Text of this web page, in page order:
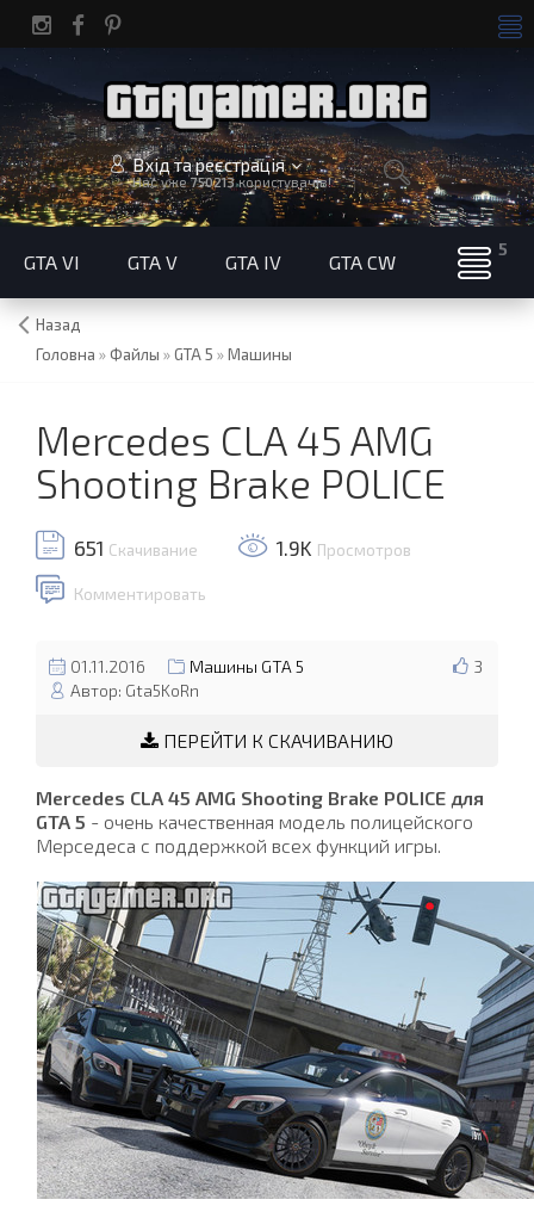
Вхід та реєстрація
Нас уже750213користувачів!
GTA VI GTA V GTA IV GTA CW
Назад
Головна »Файлы » GTA 5 »Машины
Mercedes CLA 45 AMG
Shooting Brake POLICE
651 Скачивание 1.9K Просмотров
Комментировать
3
01.11.2016
Машины GTA 5
Автор: Gta5KoRn
ПЕРЕЙТИ К СКАЧИВАНИЮ
Mercedes CLA 45 AMG Shooting Brake POLICE для
GTA 5 - очень качественная модель полицейского
Мерседеса с поддержкой всех функций игры.